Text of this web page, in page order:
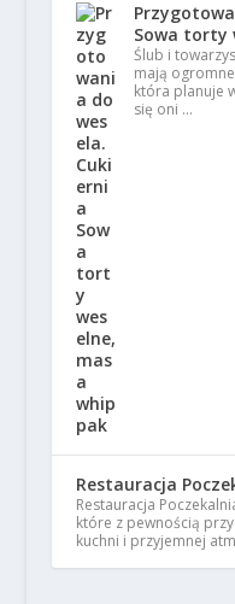
Sowa torty
Ślub i
mają
która planuje
się oni …
Restauracja
Restauracja
które z pewnością
kuchni i przyjemnej